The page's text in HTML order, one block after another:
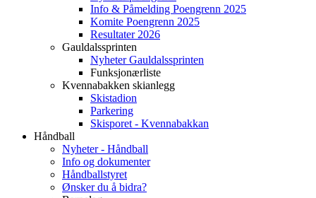
Info & Påmelding Poengrenn 2025
Komite Poengrenn 2025
Resultater 2026
Gauldalssprinten
Nyheter Gauldalssprinten
Funksjonærliste
Kvennabakken skianlegg
Skistadion
Parkering
Skisporet - Kvennabakkan
Håndball
Nyheter - Håndball
Info og dokumenter
Håndballstyret
Ønsker du å bidra?